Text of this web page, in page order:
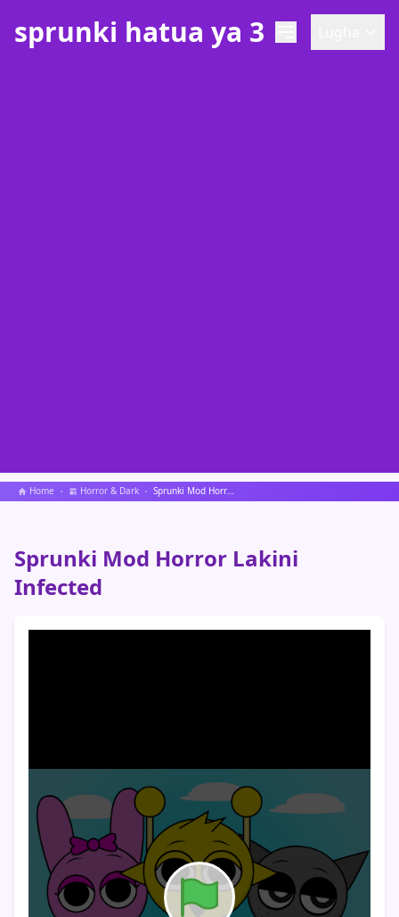
sprunki hatua ya 3
Home Horror & Dark Sprunki Mod Horror Lakini Infected
Sprunki Mod Horror Lakini
Infected